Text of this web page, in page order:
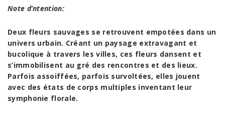
Note d’ntention:
Deux fleurs sauvages se retrouvent empotées dans un
univers urbain. Créant un paysage extravagant et
bucolique à travers les villes, ces fleurs dansent et
s’immobilisent au gré des rencontres et des lieux.
Parfois assoiffées, parfois survoltées, elles jouent
avec des états de corps multiples inventant leur
symphonie florale.